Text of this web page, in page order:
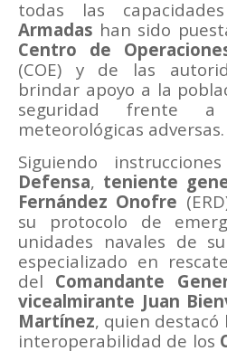
todas las
Armadas han sido
Centro de
(COE) y de las
brindar apoyo a la
seguridad frente a
meteorológicas adversas.
Siguiendo
Defensa, teniente
Fernández Onofre
su protocolo de
unidades navales de
especializado en
del Comandante
vicealmirante Juan
Martínez, quien
interoperabilidad de los